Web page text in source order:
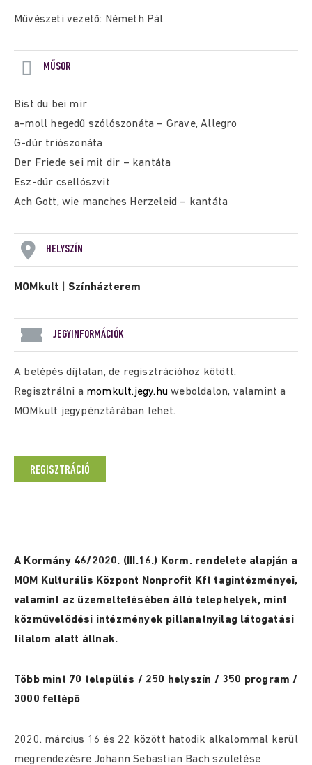
Művészeti vezető: Németh Pál
MŰSOR
Bist du bei mir
a-moll hegedű szólószonáta – Grave, Allegro
G-dúr triószonáta
Der Friede sei mit dir – kantáta
Esz-dúr csellószvit
Ach Gott, wie manches Herzeleid – kantáta
HELYSZÍN
MOMkult |Színházterem
JEGYINFORMÁCIÓK
A belépés díjtalan, de regisztrációhoz kötött.
Regisztrálni a momkult.jegy.hu weboldalon, valamint a
MOMkult jegypénztárában lehet.
REGISZTRÁCIÓ
A Kormány 46/2020. (III.16.) Korm. rendelete alapján a
MOM Kulturális Központ Nonprofit Kft tagintézményei,
valamint az üzemeltetésében álló telephelyek, mint
közművelődési intézmények pillanatnyilag látogatási
tilalom alatt állnak.
Több mint 70 település / 250 helyszín / 350 program /
3000 fellépő
2020. március 16 és 22 között hatodik alkalommal kerül
megrendezésre Johann Sebastian Bach születése